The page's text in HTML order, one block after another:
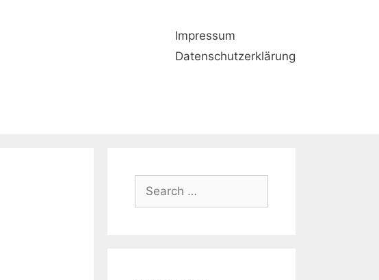
Impressum
Datenschutzerklärung
Search
for: